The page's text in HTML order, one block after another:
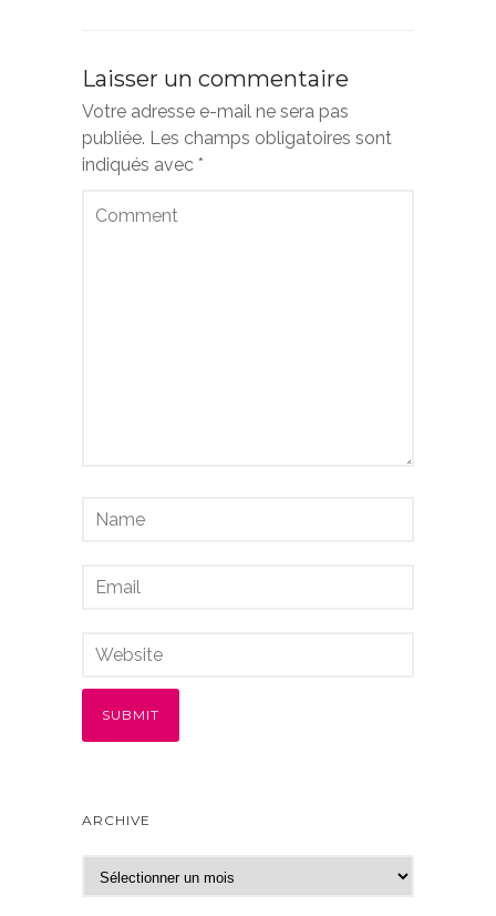
Laisser un commentaire
Votre adresse e-mail ne sera pas
publiée. Les champs obligatoires sont
indiqués avec *
ARCHIVE
r